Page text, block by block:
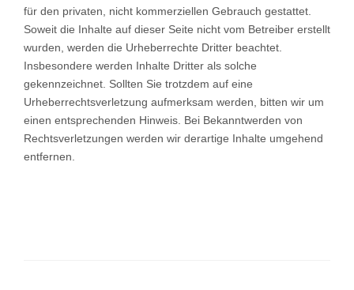
für den privaten, nicht kommerziellen Gebrauch gestattet.
Soweit die Inhalte auf dieser Seite nicht vom Betreiber erstellt
wurden, werden die Urheberrechte Dritter beachtet.
Insbesondere werden Inhalte Dritter als solche
gekennzeichnet. Sollten Sie trotzdem auf eine
Urheberrechtsverletzung aufmerksam werden, bitten wir um
einen entsprechenden Hinweis. Bei Bekanntwerden von
Rechtsverletzungen werden wir derartige Inhalte umgehend
entfernen.